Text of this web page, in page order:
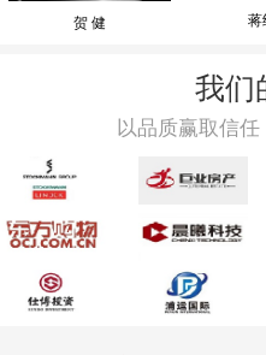
贺 健 蒋
我们
以品质赢取信